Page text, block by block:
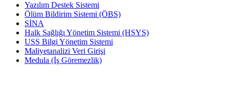
Yazılım Destek Sistemi
Ölüm Bildirim Sistemi (ÖBS)
SİNA
Halk Sağlığı Yönetim Sistemi (HSYS)
USS Bilgi Yönetim Sistemi
Maliyetanalizi Veri Girişi
Medula (İş Göremezlik)